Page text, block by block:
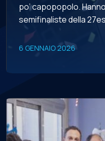
po’ capopopolo.
semifinaliste della
Supercoppa, una
di livello. Il trionfo del
6 GENNAIO 2026